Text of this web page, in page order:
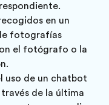
en un
fotografías
el fotógrafo o la
uso de un chatbot
de la última